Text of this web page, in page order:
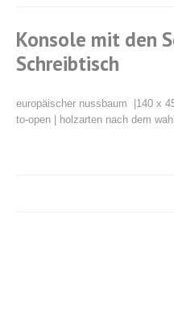
Konsole mit den
Schreibtisch
europäischer nussbaum |140 x
to-open | holzarten nach dem wahl